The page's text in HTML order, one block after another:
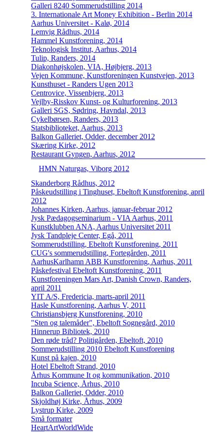
Galleri 8240 Sommerudstilling 2014
3. Internationale Art Money Exhibition - Berlin 2014
Aarhus Universitet - Kalø, 2014
Lemvig Rådhus, 2014
Hammel Kunstforening, 2014
Teknologisk Institut, Aarhus, 2014
Tulip, Randers, 2014
Diakonhøjskolen, VIA, Højbjerg, 2013
Vejen Kommune, Kunstforeningen Kunstvejen, 2013
Kunsthuset - Randers Ugen 2013
Centrovice, Vissenbjerg, 2013
Vejlby-Risskov Kunst- og Kulturforening, 2013
Galleri SGS, Sødring, Havndal, 2013
Cykelbørsen, Randers, 2013
Statsbiblioteket, Aarhus, 2013
Balkon Galleriet, Odder, december 2012
Skæring Kirke, 2012
Restaurant Gyngen, Aarhus, 2012
HMN Naturgas, Viborg 2012
Skanderborg Rådhus, 2012
Påskeudstilling i Tinghuset, Ebeltoft Kunstforening, april
2012
Johannes Kirken, Aarhus, januar-februar 2012
Jysk Pædagogseminarium - VIA Aarhus, 2011
Kunstklubben ANA, Aarhus Universitet 2011
Jysk Tandpleje Center, Egå, 2011
Sommerudstilling, Ebeltoft Kunstforening, 2011
CUG's sommerudstilling, Fortegården, 2011
AarhusKarlhamn ABB Kunstforening, Aarhus, 2011
Påskefestival Ebeltoft Kunstforening, 2011
Kunstforeningen Mars Art, Danish Crown, Randers,
april 2011
YIT A/S, Fredericia, marts-april 2011
Hasle Kunstforening, Aarhus V, 2011
Christiansbjerg Kunstforening, 2010
"Sten og talemåder", Ebeltoft Sognegård, 2010
Hinnerup Bibliotek, 2010
Den røde tråd? Politigården, Ebeltoft, 2010
Sommerudstilling 2010 Ebeltoft Kunstforening
Kunst på kajen, 2010
Hotel Ebeltoft Strand, 2010
Århus Kommune It og kommunikation, 2010
Incuba Science, Århus, 2010
Balkon Galleriet, Odder, 2010
Skjoldhøj Kirke, Århus, 2009
Lystrup Kirke, 2009
Små formater
HeartArtWorldWide